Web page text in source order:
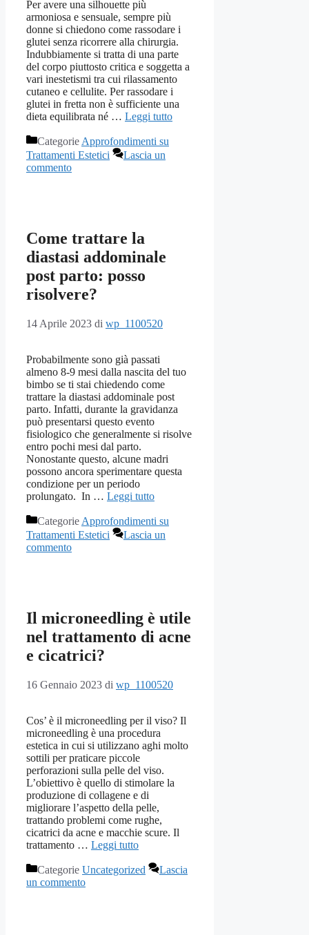
Per avere una silhouette più
armoniosa e sensuale, sempre più
donne si chiedono come rassodare i
glutei senza ricorrere alla chirurgia.
Indubbiamente si tratta di una parte
del corpo piuttosto critica e soggetta a
vari inestetismi tra cui rilassamento
cutaneo e cellulite. Per rassodare i
glutei in fretta non è sufficiente una
dieta equilibrata né … Leggi tutto
Categorie Approfondimenti su
Trattamenti Estetici
Lascia un
commento
Come trattare la
diastasi addominale
post parto: posso
risolvere?
14 Aprile 2023 di wp_1100520
Probabilmente sono già passati
almeno 8-9 mesi dalla nascita del tuo
bimbo se ti stai chiedendo come
trattare la diastasi addominale post
parto. Infatti, durante la gravidanza
può presentarsi questo evento
fisiologico che generalmente si risolve
entro pochi mesi dal parto.
Nonostante questo, alcune madri
possono ancora sperimentare questa
condizione per un periodo
prolungato. In … Leggi tutto
Categorie Approfondimenti su
Trattamenti Estetici
Lascia un
commento
Il microneedling è utile
nel trattamento di acne
e cicatrici?
16 Gennaio 2023 di wp_1100520
Cos’ è il microneedling per il viso? Il
microneedling è una procedura
estetica in cui si utilizzano aghi molto
sottili per praticare piccole
perforazioni sulla pelle del viso.
L’obiettivo è quello di stimolare la
produzione di collagene e di
migliorare l’aspetto della pelle,
trattando problemi come rughe,
cicatrici da acne e macchie scure. Il
trattamento … Leggi tutto
Categorie Uncategorized
Lascia
un commento